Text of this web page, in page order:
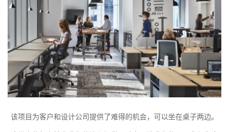
该项目为客户和设计公司提供了难得的机会，可以坐在桌子两边。